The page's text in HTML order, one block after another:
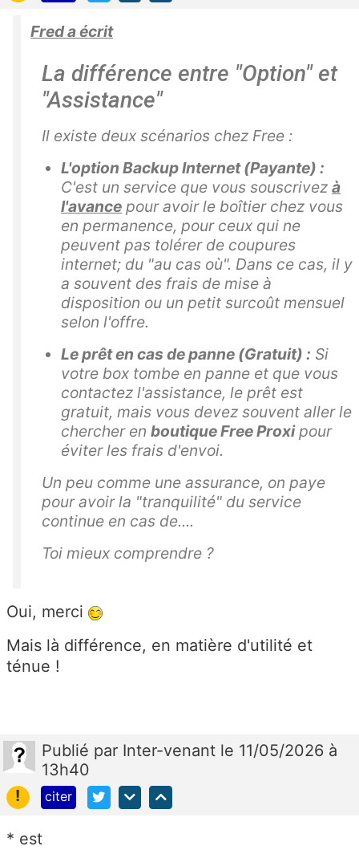
Fred a écrit
La différence entre "Option" et
"Assistance"
Il existe deux scénarios chez Free :
L'option Backup Internet (Payante) :
C'est un service que vous souscrivez à
l'avance pour avoir le boîtier chez vous
en permanence, pour ceux qui ne
peuvent pas tolérer de coupures
internet; du "au cas où". Dans ce cas, il y
a souvent des frais de mise à
disposition ou un petit surcoût mensuel
selon l'offre.
Le prêt en cas de panne (Gratuit) : Si
votre box tombe en panne et que vous
contactez l'assistance, le prêt est
gratuit, mais vous devez souvent aller le
chercher en boutique Free Proxipour
éviter les frais d'envoi.
Un peu comme une assurance, on paye
pour avoir la "tranquilité" du service
continue en cas de....
Toi mieux comprendre ?
Oui, merci
Mais là différence, en matière d'utilité et
ténue !
Publié par Inter-venant le 11/05/2026 à
13h40
!
citer
* est